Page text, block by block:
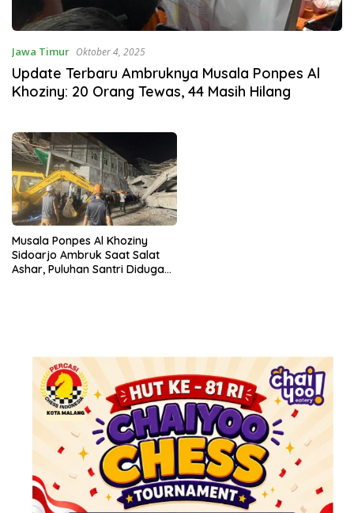
Jawa Timur Oktober 4, 2025
Update Terbaru Ambruknya Musala Ponpes Al
Khoziny: 20 Orang Tewas, 44 Masih Hilang
Musala Ponpes Al Khoziny
Sidoarjo Ambruk Saat Salat
Ashar, Puluhan Santri Diduga